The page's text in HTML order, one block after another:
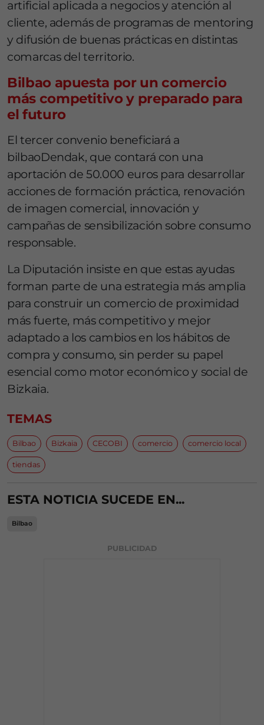
artificial aplicada a negocios y atención al
cliente, además de programas de mentoring
y difusión de buenas prácticas en distintas
comarcas del territorio.
Bilbao apuesta por un comercio
más competitivo y preparado para
el futuro
El tercer convenio beneficiará a
bilbaoDendak, que contará con una
aportación de 50.000 euros para desarrollar
acciones de formación práctica, renovación
de imagen comercial, innovación y
campañas de sensibilización sobre consumo
responsable.
La Diputación insiste en que estas ayudas
forman parte de una estrategia más amplia
para construir un comercio de proximidad
más fuerte, más competitivo y mejor
adaptado a los cambios en los hábitos de
compra y consumo, sin perder su papel
esencial como motor económico y social de
Bizkaia.
TEMAS
Bilbao Bizkaia CECOBI comercio comercio local
tiendas
ESTA NOTICIA SUCEDE EN...
Bilbao
PUBLICIDAD